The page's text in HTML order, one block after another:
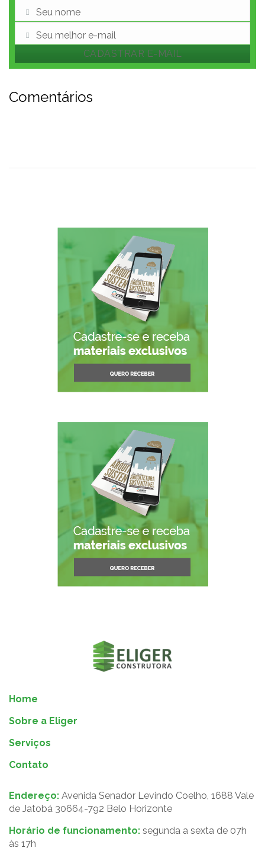
NomeSeu nome
Seu melhor e-mail
CADASTRAR E-MAIL
Comentários
Home
Sobre a Eliger
Serviços
Contato
Endereço: Avenida Senador Levindo Coelho, 1688 Vale
de Jatobá 30664-792 Belo Horizonte
Horário de funcionamento: segunda a sexta de 07h
às 17h